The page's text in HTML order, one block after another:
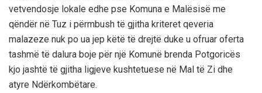
vetvendosje lokale edhe pse Komuna e Malësisë me
qëndër në Tuz i përmbush të gjitha kriteret qeveria
malazeze nuk po ua jep këtë të drejtë duke u ofruar oferta
tashmë të dalura boje për një Komunë brenda Potgoricës
kjo jashtë të gjitha ligjeve kushtetuese në Mal të Zi dhe
atyre Ndërkombëtare.